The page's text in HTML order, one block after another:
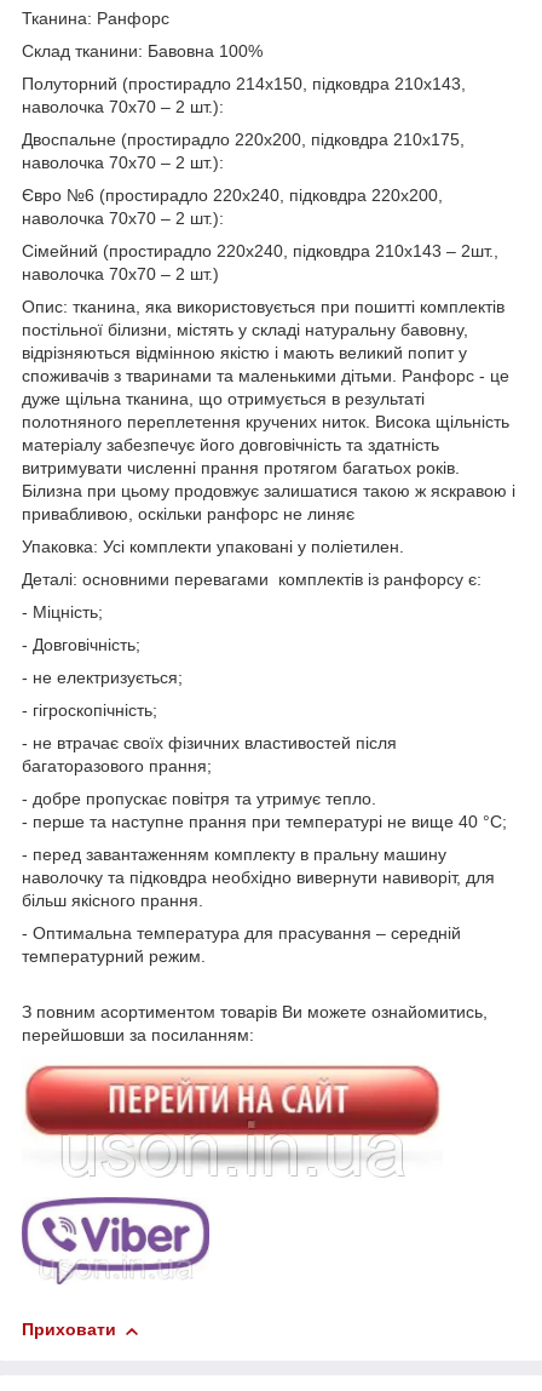
Тканина: Ранфорс
Склад тканини: Бавовна 100%
Полуторний (простирадло 214х150, підковдра 210х143,
наволочка 70х70 – 2 шт.):
Двоспальне (простирадло 220х200, підковдра 210х175,
наволочка 70х70 – 2 шт.):
Євро №6 (простирадло 220х240, підковдра 220х200,
наволочка 70х70 – 2 шт.):
Сімейний (простирадло 220х240, підковдра 210х143 – 2шт.,
наволочка 70х70 – 2 шт.)
Опис: тканина, яка використовується при пошитті комплектів
постільної білизни, містять у складі натуральну бавовну,
відрізняються відмінною якістю і мають великий попит у
споживачів з тваринами та маленькими дітьми. Ранфорс - це
дуже щільна тканина, що отримується в результаті
полотняного переплетення кручених ниток. Висока щільність
матеріалу забезпечує його довговічність та здатність
витримувати численні прання протягом багатьох років.
Білизна при цьому продовжує залишатися такою ж яскравою і
привабливою, оскільки ранфорс не линяє
Упаковка: Усі комплекти упаковані у поліетилен.
Деталі: основними перевагами комплектів із ранфорсу є:
- Міцність;
- Довговічність;
- не електризується;
- гігроскопічність;
- не втрачає своїх фізичних властивостей після
багаторазового прання;
- добре пропускає повітря та утримує тепло.
- перше та наступне прання при температурі не вище 40 °C;
- перед завантаженням комплекту в пральну машину
наволочку та підковдра необхідно вивернути навиворіт, для
більш якісного прання.
- Оптимальна температура для прасування – середній
температурний режим.
З повним асортиментом товарів Ви можете ознайомитись,
перейшовши за посиланням:
Приховати